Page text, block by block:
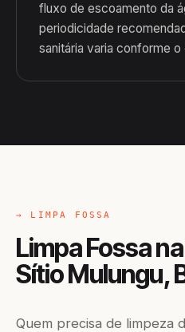
fluxo de escoamento da
periodicidade
sanitária varia conforme
→ LIMPA FOSSA
Limpa Fossa
Sítio Mulungu,
Quem precisa de limpeza